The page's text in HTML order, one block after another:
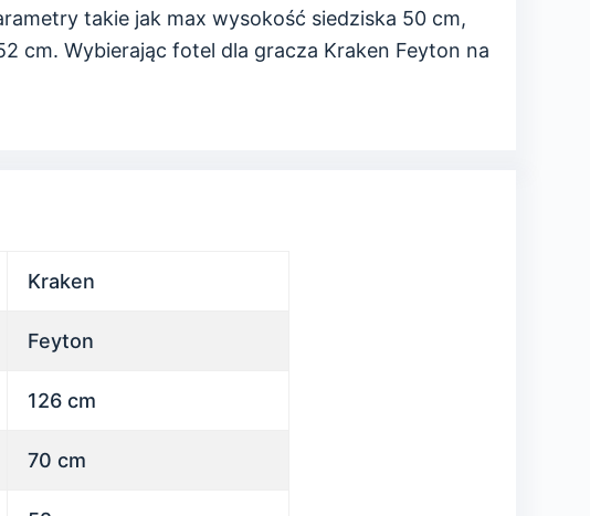
takie jak max wysokość siedziska 50 cm,
cm. Wybierając fotel dla gracza Kraken Feyton na
Kraken
Feyton
126 cm
70 cm